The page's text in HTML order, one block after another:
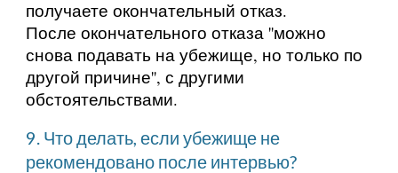
получаете окончательный отказ.
После окончательного отказа ''можно
снова подавать на убежище, но только по
другой причине'', с другими
обстоятельствами.
9. Что делать, если убежище не
рекомендовано после интервью?